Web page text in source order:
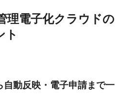
理電子化クラウドの
ト
自動反映・電子申請まで一